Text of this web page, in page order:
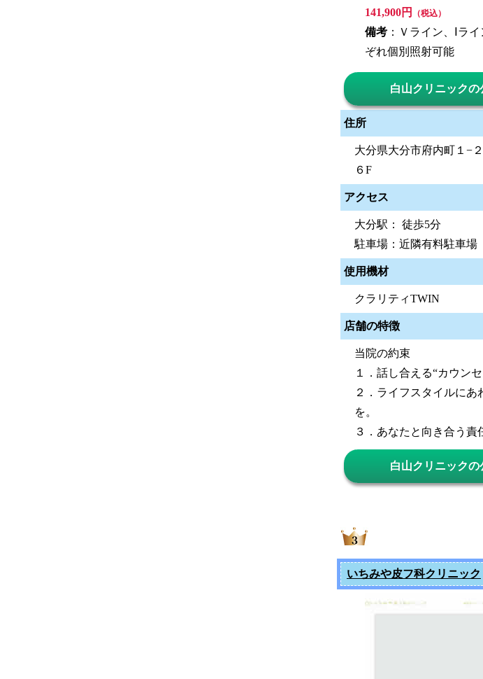
141,900円
（税込）
備考 ：Ｖライン、Ⅰラ
ぞれ個別照射可能
白山クリニックの
住所
大分県大分市府内町１−
６F
アクセス
大分駅： 徒歩5分
駐車場：近隣有料駐車場
使用機材
クラリティTWIN
店舗の特徴
当院の約束
１．話し合える“カウン
２．ライフスタイルにあ
を。
３．あなたと向き合う責
白山クリニックの
いちみや皮フ科クリニック